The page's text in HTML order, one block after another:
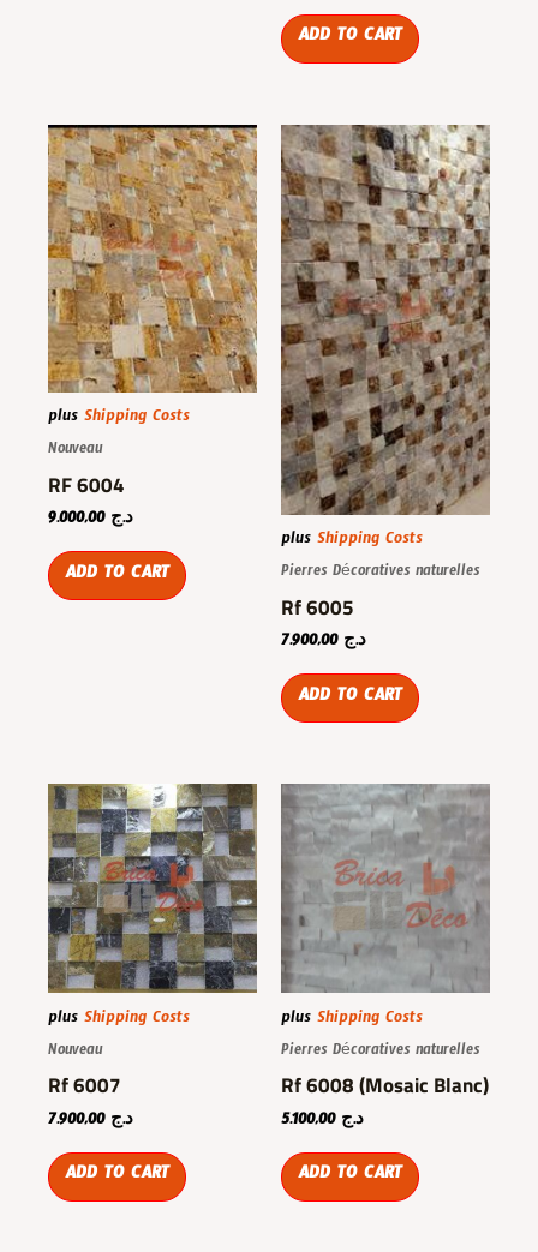
ADD TO CART
plus Shipping Costs
Nouveau
RF 6004
د.ج 9.000,00
ADD TO CART
plus Shipping Costs
Pierres Décoratives naturelles
Rf 6005
د.ج 7.900,00
ADD TO CART
plus Shipping Costs
Nouveau
Rf 6007
د.ج 7.900,00
ADD TO CART
plus Shipping Costs
Pierres Décoratives naturelles
Rf 6008 (Mosaic Blanc)
د.ج 5.100,00
ADD TO CART